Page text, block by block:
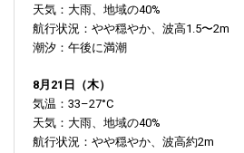
天気：大雨、地域の40%
航行状況：やや穏やか、波高1.5〜2m
潮汐：午後に満潮
8月21日（木）
気温：33–27°C
天気：大雨、地域の40%
航行状況：やや穏やか、波高約2m